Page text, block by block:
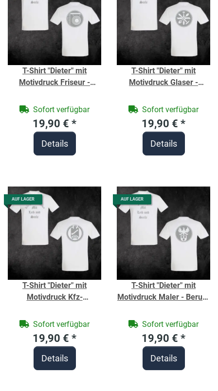
T-Shirt "Dieter" mit
Motivdruck Friseur -
Handwerker -
Sofort verfügbar
19,90 € *
Details
T-Shirt "Dieter" mit
Motivdruck Glaser -
Handwerker -
Sofort verfügbar
19,90 € *
Details
AUF LAGER
T-Shirt "Dieter" mit
Motivdruck Kfz-
Shirt für Handwerker -
Sofort verfügbar
19,90 € *
Details
AUF LAGER
T-Shirt "Dieter" mit
Motivdruck Maler - Berufe
Sofort verfügbar
19,90 € *
Details